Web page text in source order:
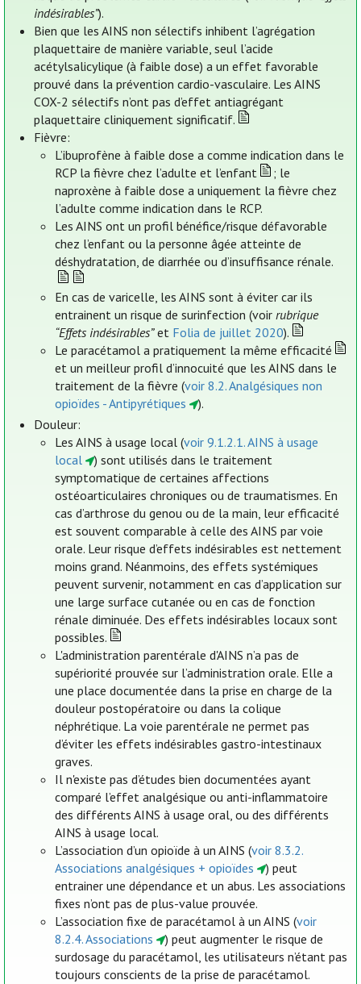
indésirables”).
Bien que les AINS non sélectifs inhibent l’agrégation
plaquettaire de manière variable, seul l’acide
acétylsalicylique (à faible dose) a un effet favorable
prouvé dans la prévention cardio-vasculaire. Les AINS
COX-2 sélectifs n’ont pas d’effet antiagrégant
plaquettaire cliniquement significatif.
Fièvre:
L’ibuprofène à faible dose a comme indication dans le
RCP la fièvre chez l’adulte et l’enfant
; le
naproxène à faible dose a uniquement la fièvre chez
l’adulte comme indication dans le RCP.
Les AINS ont un profil bénéfice/risque défavorable
chez l’enfant ou la personne âgée atteinte de
déshydratation, de diarrhée ou d’insuffisance rénale.
En cas de varicelle, les AINS sont à éviter car ils
entrainent un risque de surinfection (voirrubrique
“Effets indésirables”et Folia de juillet 2020).
Le paracétamol a pratiquement la même efficacité
et un meilleur profil d’innocuité que les AINS dans le
traitement de la fièvre (voir 8.2. Analgésiques non
opioïdes - Antipyrétiques
).
Douleur:
Les AINS à usage local (voir 9.1.2.1. AINS à usage
local
) sont utilisés dans le traitement
symptomatique de certaines affections
ostéoarticulaires chroniques ou de traumatismes. En
cas d’arthrose du genou ou de la main, leur efficacité
est souvent comparable à celle des AINS par voie
orale. Leur risque d’effets indésirables est nettement
moins grand. Néanmoins, des effets systémiques
peuvent survenir, notamment en cas d’application sur
une large surface cutanée ou en cas de fonction
rénale diminuée. Des effets indésirables locaux sont
possibles.
L'administration parentérale d'AINS n’a pas de
supériorité prouvée sur l’administration orale. Elle a
une place documentée dans la prise en charge de la
douleur postopératoire ou dans la colique
néphrétique. La voie parentérale ne permet pas
d’éviter les effets indésirables gastro-intestinaux
graves.
Il n'existe pas d’études bien documentées ayant
comparé l’effet analgésique ou anti-inflammatoire
des différents AINS à usage oral, ou des différents
AINS à usage local.
L’association d’un opioïde à un AINS (voir 8.3.2.
Associations analgésiques + opioïdes
) peut
entrainer une dépendance et un abus. Les associations
fixes n’ont pas de plus-value prouvée.
L’association fixe de paracétamol à un AINS (voir
8.2.4. Associations
) peut augmenter le risque de
surdosage du paracétamol, les utilisateurs n’étant pas
toujours conscients de la prise de paracétamol.